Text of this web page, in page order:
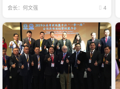
会长：何文强 4